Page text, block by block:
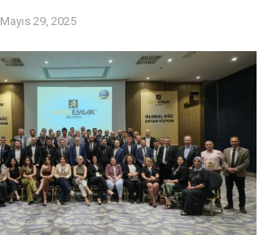
Mayıs 29, 2025